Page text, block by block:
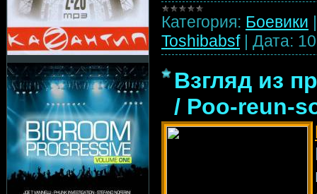
Категория: Боевики
Toshibabsf | Дата:
Взгляд из
/ Poo-reun-